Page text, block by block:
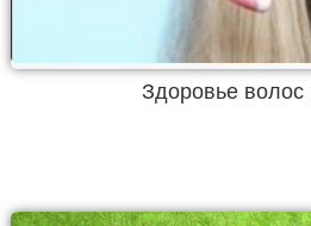
Здоровье волос